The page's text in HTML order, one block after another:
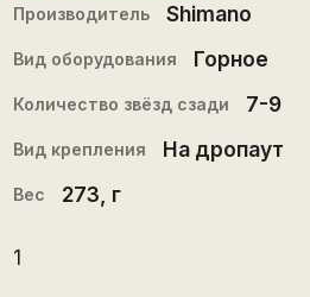
Производитель Shimano
Вид оборудования Горное
Количество звёзд сзади 7-9
Вид крепления На дропаут
Вес 273 , г
1